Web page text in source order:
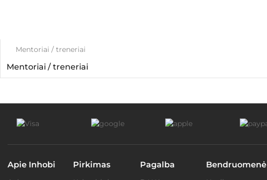
Mentoriai / treneriai
Mentoriai / treneriai
Apie Inhobi Pirkimas Pagalba Bendruomenė